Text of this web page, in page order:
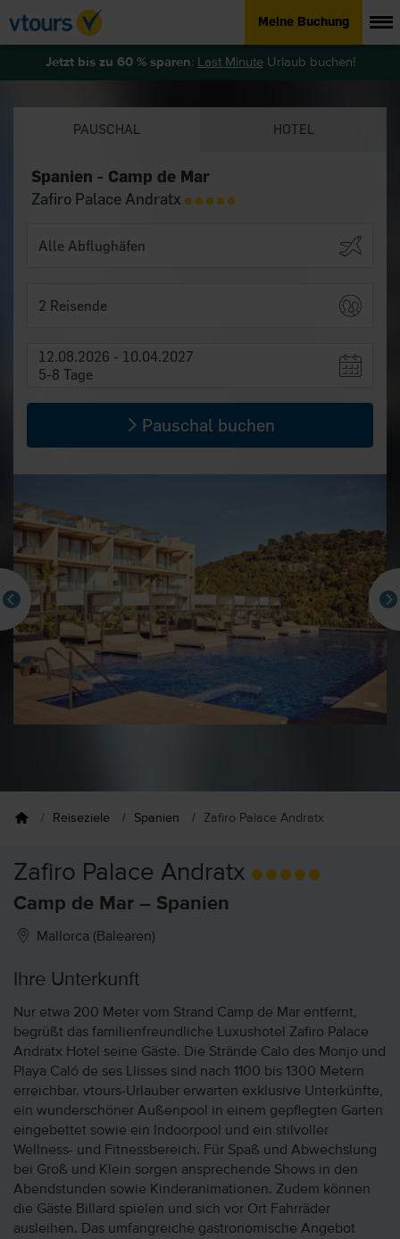
Meine Buchung
Jetzt bis zu 60 % sparen: Last MinuteUrlaub buchen!
PAUSCHAL HOTEL
Spanien - Camp de Mar
Zafiro Palace Andratx
2 Reisende
12.08.2026 - 10.04.2027
5-8 Tage
Pauschal buchen
Reiseziele Spanien Zafiro Palace Andratx
Zafiro Palace Andratx
Camp de Mar – Spanien
Mallorca (Balearen)
Ihre Unterkunft
Nur etwa 200 Meter vom Strand Camp de Mar entfernt,
begrüßt das familienfreundliche Luxushotel Zafiro Palace
Andratx Hotel seine Gäste. Die Strände Calo des Monjo und
Playa Caló de ses Llisses sind nach 1100 bis 1300 Metern
erreichbar. vtours-Urlauber erwarten exklusive Unterkünfte,
ein wunderschöner Außenpool in einem gepflegten Garten
eingebettet sowie ein Indoorpool und ein stilvoller
Wellness- und Fitnessbereich. Für Spaß und Abwechslung
bei Groß und Klein sorgen ansprechende Shows in den
Abendstunden sowie Kinderanimationen. Zudem können
die Gäste Billard spielen und sich vor Ort Fahrräder
ausleihen. Das umfangreiche gastronomische Angebot